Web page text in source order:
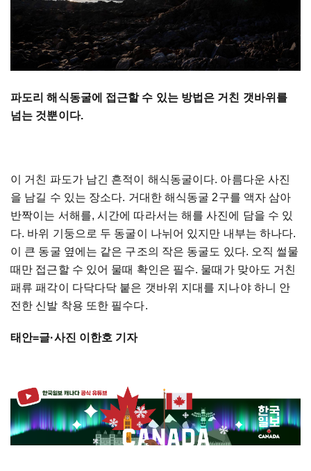
파도리 해식동굴에 접근할 수 있는 방법은 거친 갯바위를
넘는 것뿐이다.
이 거친 파도가 남긴 흔적이 해식동굴이다. 아름다운 사진
을 남길 수 있는 장소다. 거대한 해식동굴 2구를 액자 삼아
반짝이는 서해를, 시간에 따라서는 해를 사진에 담을 수 있
다. 바위 기둥으로 두 동굴이 나뉘어 있지만 내부는 하나다.
이 큰 동굴 옆에는 같은 구조의 작은 동굴도 있다. 오직 썰물
때만 접근할 수 있어 물때 확인은 필수. 물때가 맞아도 거친
패류 패각이 다닥다닥 붙은 갯바위 지대를 지나야 하니 안
전한 신발 착용 또한 필수다.
태안=글·사진 이한호 기자